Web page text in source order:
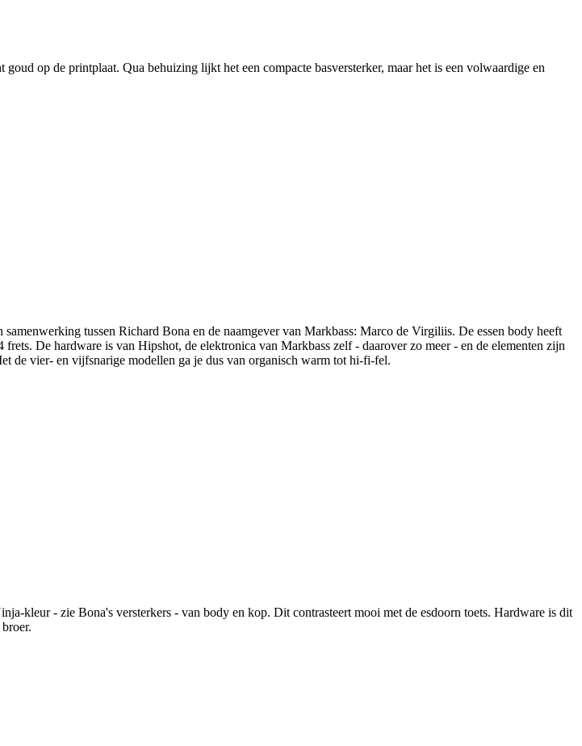
op de printplaat. Qua behuizing lijkt het een compacte basversterker, maar het is een volwaardige en
tussen Richard Bona en de naamgever van Markbass: Marco de Virgiliis. De essen body heeft
De hardware is van Hipshot, de elektronica van Markbass zelf - daarover zo meer - en de elementen zijn
de vier- en vijfsnarige modellen ga je dus van organisch warm tot hi-fi-fel.
kleur - zie Bona's versterkers - van body en kop. Dit contrasteert mooi met de esdoorn toets. Hardware is dit